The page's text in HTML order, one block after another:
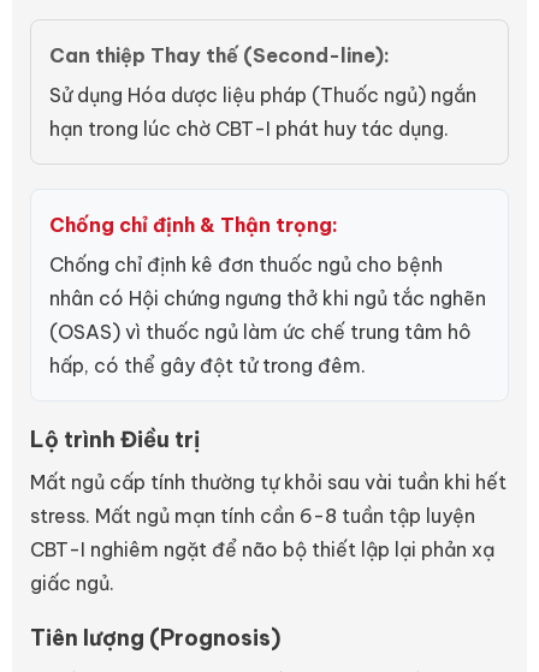
Can thiệp Thay thế (Second-line):
Sử dụng Hóa dược liệu pháp (Thuốc ngủ) ngắn
hạn trong lúc chờ CBT-I phát huy tác dụng.
Chống chỉ định & Thận trọng:
Chống chỉ định kê đơn thuốc ngủ cho bệnh
nhân có Hội chứng ngưng thở khi ngủ tắc nghẽn
(OSAS) vì thuốc ngủ làm ức chế trung tâm hô
hấp, có thể gây đột tử trong đêm.
Lộ trình Điều trị
Mất ngủ cấp tính thường tự khỏi sau vài tuần khi hết
stress. Mất ngủ mạn tính cần 6-8 tuần tập luyện
CBT-I nghiêm ngặt để não bộ thiết lập lại phản xạ
giấc ngủ.
Tiên lượng (Prognosis)